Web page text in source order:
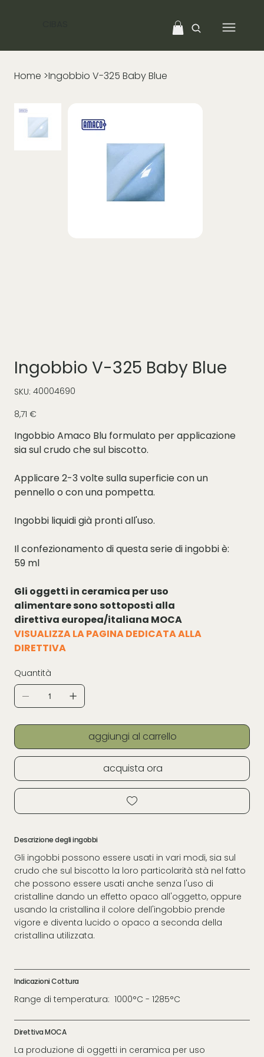
Home >Ingobbio V-325 Baby Blue
Ingobbio V-325 Baby Blue
SKU:
SKU
40004690
40004690
Prezzo
8,71 €
Ingobbio Amaco Blu formulato per applicazione
sia sul crudo che sul biscotto.
Applicare 2-3 volte sulla superficie con un
pennello o con una pompetta.
Ingobbi liquidi già pronti all'uso.
Il confezionamento di questa serie di ingobbi è:
59 ml
Gli oggetti in ceramica per uso
alimentare sono sottoposti alla
direttiva europea/italiana MOCA
VISUALIZZA LA PAGINA DEDICATA ALLA
DIRETTIVA
Quantità
aggiungi al carrello
acquista ora
Descrizione degli ingobbi
Gli ingobbi possono essere usati in vari modi, sia sul
crudo che sul biscotto la loro particolarità stà nel fatto
che possono essere usati anche senza l'uso di
cristalline dando un effetto opaco all'oggetto, oppure
usando la cristallina il colore dell'ingobbio prende
vigore e diventa lucido o opaco a seconda della
cristallina utilizzata.
Indicazioni Cottura
Range di temperatura: 1000°C - 1285°C
Direttiva MOCA
La produzione di oggetti in ceramica per uso